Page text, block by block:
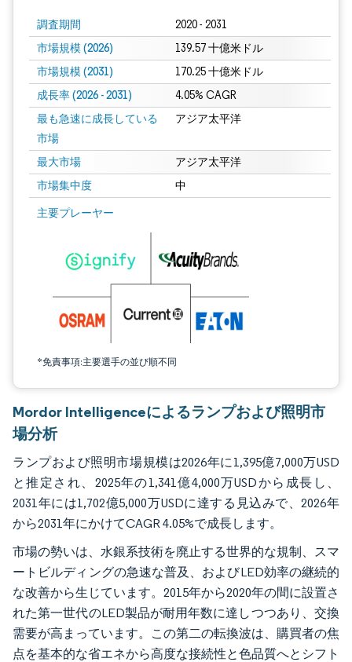
調査期間 2020 - 2031
市場規模 (2026) 139.57 十億米ドル
市場規模 (2031) 170.25 十億米ドル
成長率 (2026 - 2031) 4.05% CAGR
最も急速に成長している
市場
アジア太平洋
最大市場 アジア太平洋
市場集中度 中
主要プレーヤー
*免責事項:主要選手の並び順不同
画像 © Mordor Intelligence。再利用にはCC BY 4.0の表示が必要です。
Mordor Intelligenceによるランプおよび照明市
場分析
ランプおよび照明市場規模は2026年に1,395億7,000万USD
と推定され、2025年の1,341億4,000万USDから成長し、
2031年には1,702億5,000万USDに達する見込みで、2026年
から2031年にかけてCAGR 4.05%で成長します。
市場の勢いは、水銀系技術を廃止する世界的な規制、スマ
ートビルディングの急速な普及、およびLED効率の継続的
な改善から生じています。2015年から2020年の間に設置さ
れた第一世代のLED製品が耐用年数に達しつつあり、交換
需要が高まっています。この第二の転換波は、購買者の焦
点を基本的な省エネから高度な接続性と色品質へとシフト